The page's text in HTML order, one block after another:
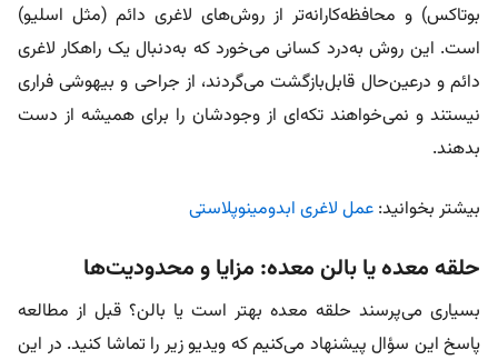
بوتاکس) و محافظه‌کارانه‌تر از روش‌های لاغری دائم (مثل اسلیو)
است. این روش به‌درد کسانی می‌خورد که به‌دنبال یک راهکار لاغری
دائم و درعین‌حال قابل‌بازگشت می‌گردند، از جراحی و بیهوشی فراری
نیستند و نمی‌خواهند تکه‌ای از وجودشان را برای همیشه از دست
بدهند.
بیشتر بخوانید: عمل لاغری ابدومینوپلاستی
حلقه معده یا بالن معده: مزایا و محدودیت‌ها
بسیاری می‌پرسند حلقه معده بهتر است یا بالن؟ قبل از مطالعه
پاسخ این سؤال پیشنهاد می‌کنیم که ویدیو زیر را تماشا کنید. در این